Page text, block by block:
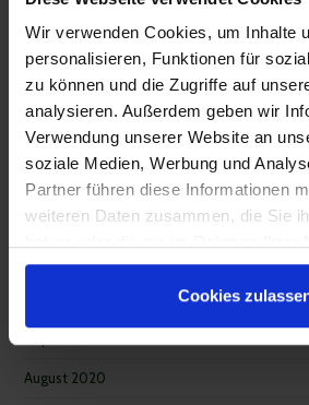
Wir verwenden Cookies, um Inhalte
personalisieren, Funktionen für
zu können und die Zugriffe auf
analysieren. Außerdem geben wir
Verwendung unserer Website an
soziale Medien, Werbung und
Partner führen diese Informationen
weiteren Daten zusammen, die Sie
gesammelt haben.
Cookies
Wie du endlich aufhörst, dich mit anderen
deinen eigenen Wert erkennst.
9 Übungen und Tipps für ein positives
NEUESTE KOMMENTARE
ARCHIVE
August 2020